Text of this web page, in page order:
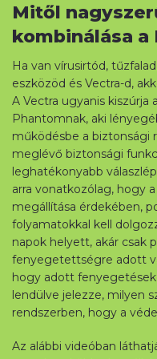
Mitől
kombinálása a
Ha van vírusirtód,
eszközöd és Vectra-d,
A Vectra ugyanis kiszúrja
Phantomnak, aki
működésbe a biztonsági
meglévő biztonsági
leghatékonyabb
arra vonatkozólag, hogy
megállítása érdekében,
folyamatokkal kell
napok helyett, akár csak
fenyegetettségre adott
hogy adott
lendülve jelezze, milyen
rendszerben, hogy a
Az alábbi videóban